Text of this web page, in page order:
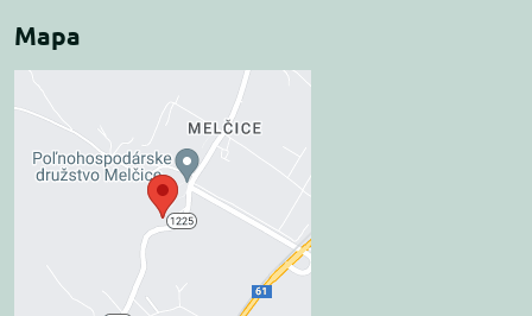
Mapa
Externý obsah je
blokovaný Voľbami
súkromia
Prajete si načítať externý obsah?
Povoliť tentokrát